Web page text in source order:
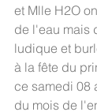
et Mlle H2O
de l'eau mais
ludique et
à la fête du
ce samedi 08
du mois de